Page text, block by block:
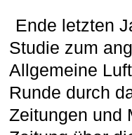
Ende letzten
Studie zum
Allgemeine
Runde durch
Zeitungen und